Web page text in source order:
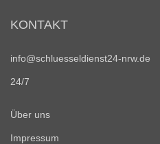
KONTAKT
info@schluesseldienst24-nrw.de
24/7
Über uns
Impressum